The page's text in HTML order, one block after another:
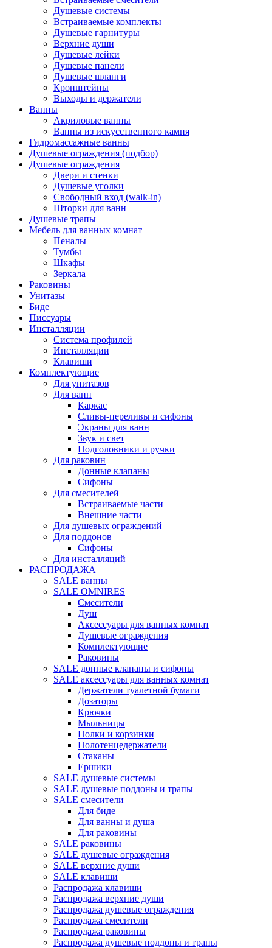
Душевые системы
Встраиваемые комплекты
Душевые гарнитуры
Верхние души
Душевые лейки
Душевые панели
Душевые шланги
Кронштейны
Выходы и держатели
Ванны
Акриловые ванны
Ванны из искусственного камня
Гидромассажные ванны
Душевые ограждения (подбор)
Душевые ограждения
Двери и стенки
Душевые уголки
Свободный вход (walk-in)
Шторки для ванн
Душевые трапы
Мебель для ванных комнат
Пеналы
Тумбы
Шкафы
Зеркала
Раковины
Унитазы
Биде
Писсуары
Инсталляции
Система профилей
Инсталляции
Клавиши
Комплектующие
Для унитазов
Для ванн
Каркас
Сливы-переливы и сифоны
Экраны для ванн
Звук и свет
Подголовники и ручки
Для раковин
Донные клапаны
Сифоны
Для смесителей
Встраиваемые части
Внешние части
Для душевых ограждений
Для поддонов
Сифоны
Для инсталляций
РАСПРОДАЖА
SALE ванны
SALE OMNIRES
Смесители
Душ
Аксессуары для ванных комнат
Душевые ограждения
Комплектующие
Раковины
SALE донные клапаны и сифоны
SALE аксессуары для ванных комнат
Держатели туалетной бумаги
Дозаторы
Крючки
Мыльницы
Полки и корзинки
Полотенцедержатели
Стаканы
Ершики
SALE душевые системы
SALE душевые поддоны и трапы
SALE смесители
Для биде
Для ванны и душа
Для раковины
SALE раковины
SALE душевые ограждения
SALE верхние души
SALE клавиши
Распродажа клавиши
Распродажа верхние души
Распродажа душевые ограждения
Распродажа смесители
Распродажа раковины
Распродажа душевые поддоны и трапы